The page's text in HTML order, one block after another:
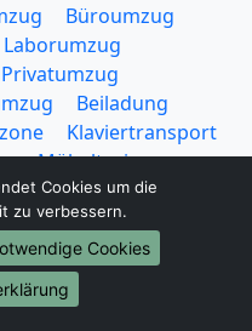
Büroumzug
Laborumzug
Privatumzug
Beiladung
Klaviertransport
Möbeltaxi
Cookies um die
zu verbessern.
Cookies